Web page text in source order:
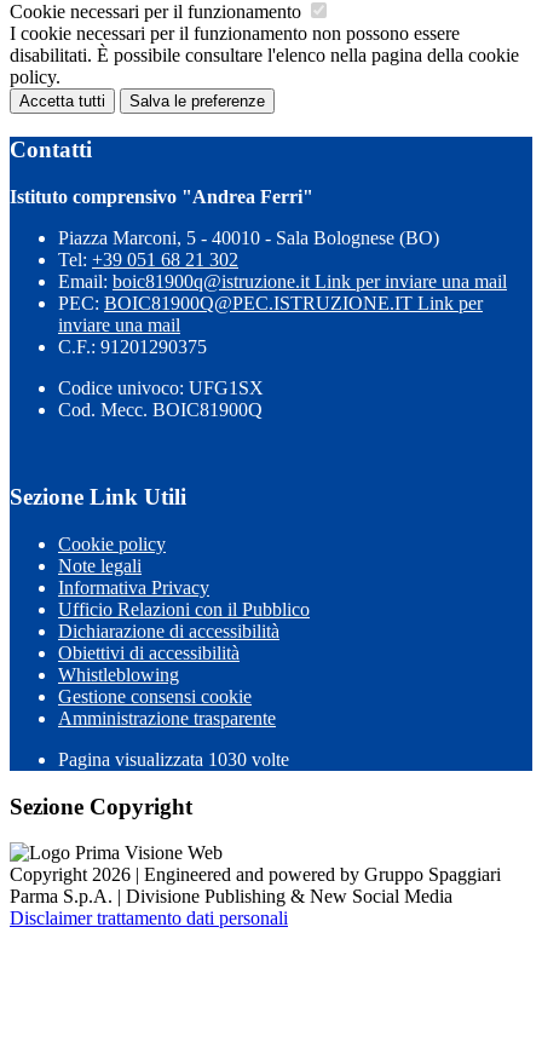
Cookie necessari per il funzionamento
I cookie necessari per il funzionamento non possono essere
disabilitati. È possibile consultare l'elenco nella pagina della cookie
policy.
Accetta tutti Salva le preferenze
Contatti
Istituto comprensivo "Andrea Ferri"
Piazza Marconi, 5 - 40010 - Sala Bolognese (BO)
Tel: +39 051 68 21 302
Email: boic81900q@istruzione.it Link per inviare una mail
PEC: BOIC81900Q@PEC.ISTRUZIONE.IT Link per
inviare una mail
C.F.: 91201290375
Codice univoco: UFG1SX
Cod. Mecc. BOIC81900Q
Sezione Link Utili
Cookie policy
Note legali
Informativa Privacy
Ufficio Relazioni con il Pubblico
Dichiarazione di accessibilità
Obiettivi di accessibilità
Whistleblowing
Gestione consensi cookie
Amministrazione trasparente
Pagina visualizzata 1030 volte
Sezione Copyright
Copyright 2026 | Engineered and powered by Gruppo Spaggiari
Parma S.p.A. | Divisione Publishing & New Social Media
Disclaimer trattamento dati personali